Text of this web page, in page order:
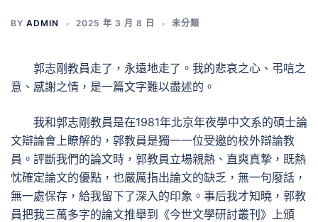
BY ADMIN 2025 年 3 月 8 日 未分類
郭志剛教員走了，永遠地走了。我的悲哀之心、弔唁之
意、感謝之情，是一篇文字難以盡述的。
我和郭志剛教員是在1981年北京年夜學中文系的碩士論
文辯論會上瞭解的，郭教員是獨一一位受邀的校外辯論教
員。評斷我們的論文時，郭教員立場親熱、直爽真摯，既熱
忱確定論文的優點，也嚴厲指出論文的缺乏，無一句廢話，
無一處保存，給我留下了深入的印象。事后我才知曉，郭教
員把我三萬多字的論文推舉到《今世文學研討叢刊》上頒